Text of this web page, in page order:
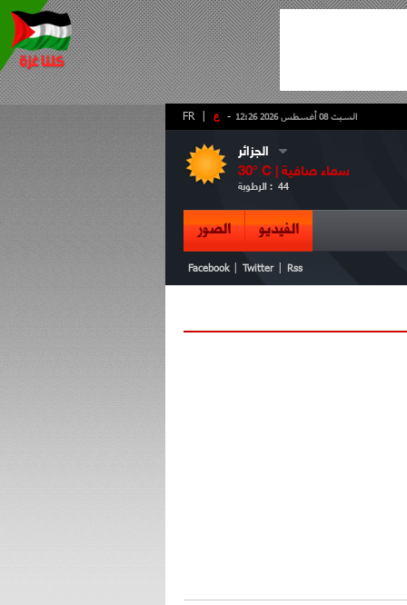
- ع FR السبت 08 أغسطس 2026 12:26
الجزائر
30° C | سماء صافية
الرطوبة : 44
الفيديو الصور
Facebook Twitter Rss